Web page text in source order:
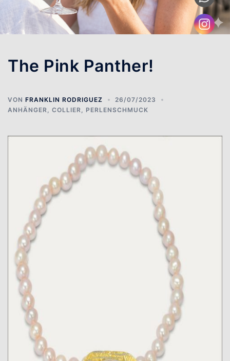
The Pink Panther!
VON FRANKLIN RODRIGUEZ
26/07/2023
ANHÄNGER
COLLIER PERLENSCHMUCK